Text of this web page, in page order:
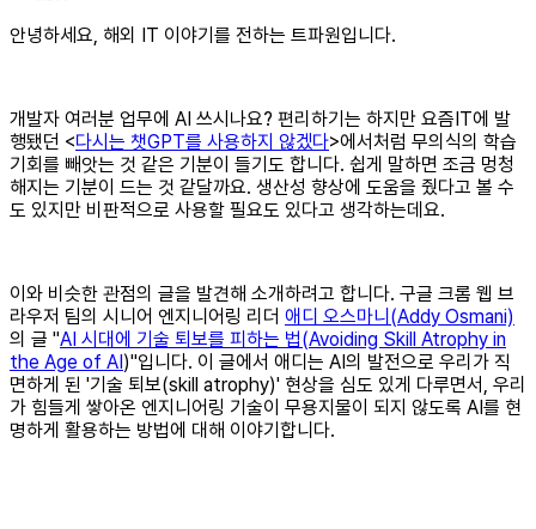
안녕하세요, 해외 IT 이야기를 전하는 트파원입니다.
개발자 여러분 업무에 AI 쓰시나요? 편리하기는 하지만 요즘IT에 발
행됐던 <다시는 챗GPT를 사용하지 않겠다>에서처럼 무의식의 학습
기회를 빼앗는 것 같은 기분이 들기도 합니다. 쉽게 말하면 조금 멍청
해지는 기분이 드는 것 같달까요. 생산성 향상에 도움을 줬다고 볼 수
도 있지만 비판적으로 사용할 필요도 있다고 생각하는데요.
이와 비슷한 관점의 글을 발견해 소개하려고 합니다. 구글 크롬 웹 브
라우저 팀의 시니어 엔지니어링 리더 애디 오스마니(Addy Osmani)
의 글 "AI 시대에 기술 퇴보를 피하는 법(Avoiding Skill Atrophy in
the Age of AI)"입니다. 이 글에서 애디는 AI의 발전으로 우리가 직
면하게 된 '기술 퇴보(skill atrophy)' 현상을 심도 있게 다루면서, 우리
가 힘들게 쌓아온 엔지니어링 기술이 무용지물이 되지 않도록 AI를 현
명하게 활용하는 방법에 대해 이야기합니다.